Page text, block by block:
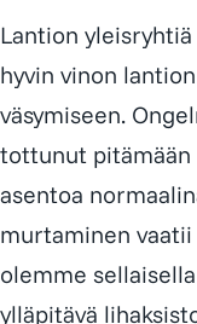
Lantion
hyvin vinon
väsymiseen.
tottunut
asentoa
murtaminen
olemme
ylläpitävä